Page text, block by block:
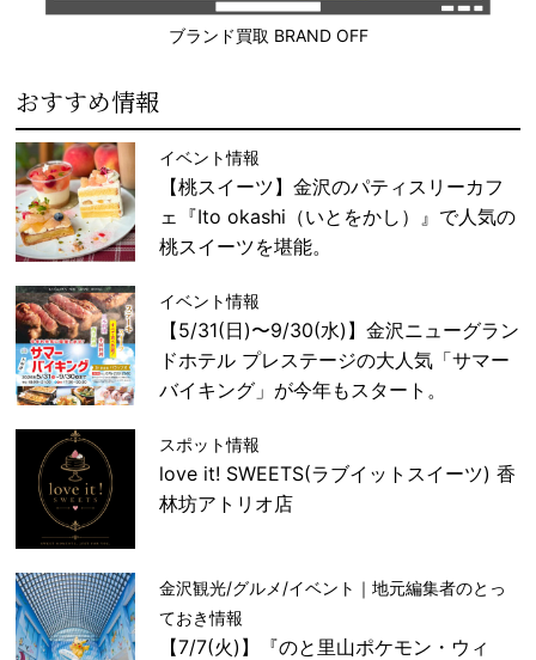
ブランド買取 BRAND OFF
おすすめ情報
イベント情報
【桃スイーツ】金沢のパティスリーカフ
ェ『Ito okashi（いとをかし）』で人気の
桃スイーツを堪能。
イベント情報
【5/31(日)〜9/30(水)】金沢ニューグラン
ドホテル プレステージの大人気「サマー
バイキング」が今年もスタート。
スポット情報
love it! SWEETS(ラブイットスイーツ) 香
林坊アトリオ店
金沢観光/グルメ/イベント｜地元編集者のとっ
ておき情報
【7/7(火)】『のと里山ポケモン・ウィ